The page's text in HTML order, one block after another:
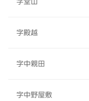
字殿越
字中親田
字中野屋敷